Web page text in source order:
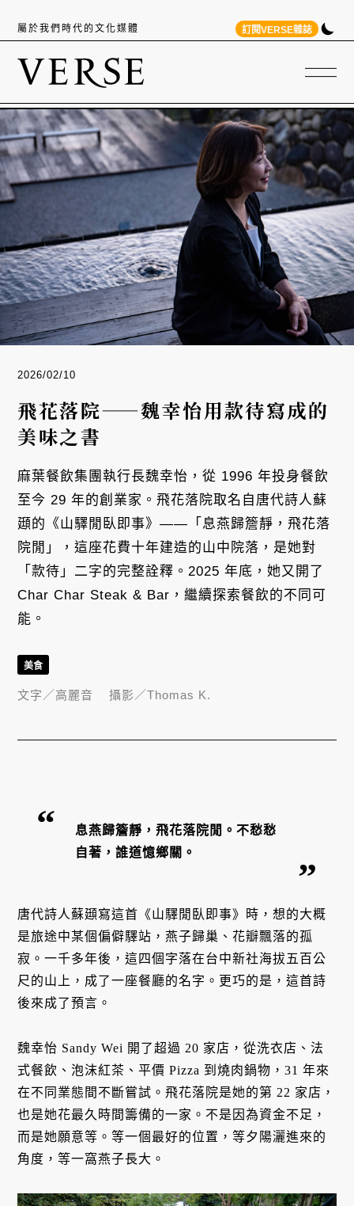
屬於我們時代的文化媒體 訂閱VERSE雜誌
2026/02/10
飛花落院——魏幸怡用款待寫成的
美味之書
麻葉餐飲集團執行長魏幸怡，從 1996 年投身餐飲
至今 29 年的創業家。飛花落院取名自唐代詩人蘇
頲的《山驛閒臥即事》——「息燕歸簷靜，飛花落
院閒」，這座花費十年建造的山中院落，是她對
「款待」二字的完整詮釋。2025 年底，她又開了
Char Char Steak & Bar，繼續探索餐飲的不同可
能。
息燕歸簷靜，飛花落院閒。不愁愁
自著，誰道憶鄉關。
唐代詩人蘇頲寫這首《山驛閒臥即事》時，想的大概
是旅途中某個偏僻驛站，燕子歸巢、花瓣飄落的孤
寂。一千多年後，這四個字落在台中新社海拔五百公
尺的山上，成了一座餐廳的名字。更巧的是，這首詩
後來成了預言。
魏幸怡 Sandy Wei 開了超過 20 家店，從洗衣店、法
式餐飲、泡沫紅茶、平價 Pizza 到燒肉鍋物，31 年來
在不同業態間不斷嘗試。飛花落院是她的第 22 家店，
也是她花最久時間籌備的一家。不是因為資金不足，
而是她願意等。等一個最好的位置，等夕陽灑進來的
角度，等一窩燕子長大。
美食
文字／高麗音 攝影／Thomas K.